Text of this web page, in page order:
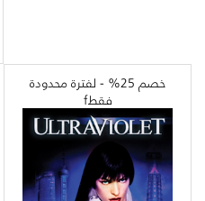
خصم 25% - لفترة محدودة
فقطf